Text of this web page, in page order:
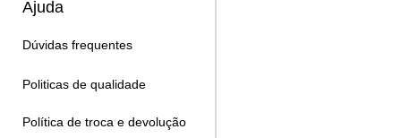
Ajuda
Dúvidas frequentes
Politicas de qualidade
Política de troca e devolução